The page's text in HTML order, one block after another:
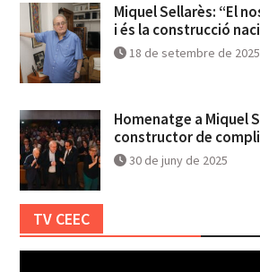
Miquel Sellarès: “El
i és la construcció
18 de setembre de 2025
Homenatge a Miquel
constructor de
30 de juny de 2025
TV CEEC